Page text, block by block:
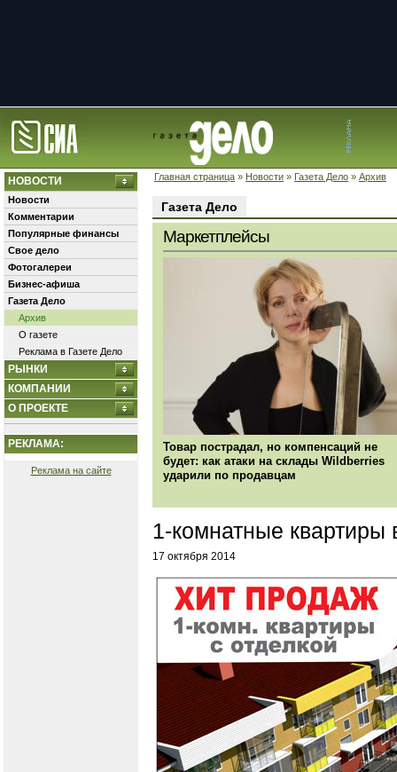
Главная страница » Новости » Газета Дело » Архив
НОВОСТИ
Новости
Комментарии
Популярные финансы
Свое дело
Фотогалереи
Бизнес-афиша
Газета Дело
Архив
О газете
Реклама в Газете Дело
РЫНКИ
КОМПАНИИ
О ПРОЕКТЕ
РЕКЛАМА:
Реклама на сайте
Газета Дело
Маркетплейсы
Товар пострадал, но компенсаций не
будет: как атаки на склады Wildberries
ударили по продавцам
1-комнатные
17 октября 2014